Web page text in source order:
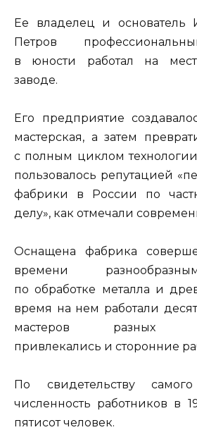
Ее владелец и основатель
Петров
в юности работал на
заводе.
Его предприятие
мастерская, а затем
с полным циклом
пользовалось репутацией
фабрики в России по
делу», как отмечали
Оснащена фабрика
времени
по обработке металла и
время на нем работали
мастеров разных
привлекались и сторонние
По свидетельству
численность работников в
пятисот человек.